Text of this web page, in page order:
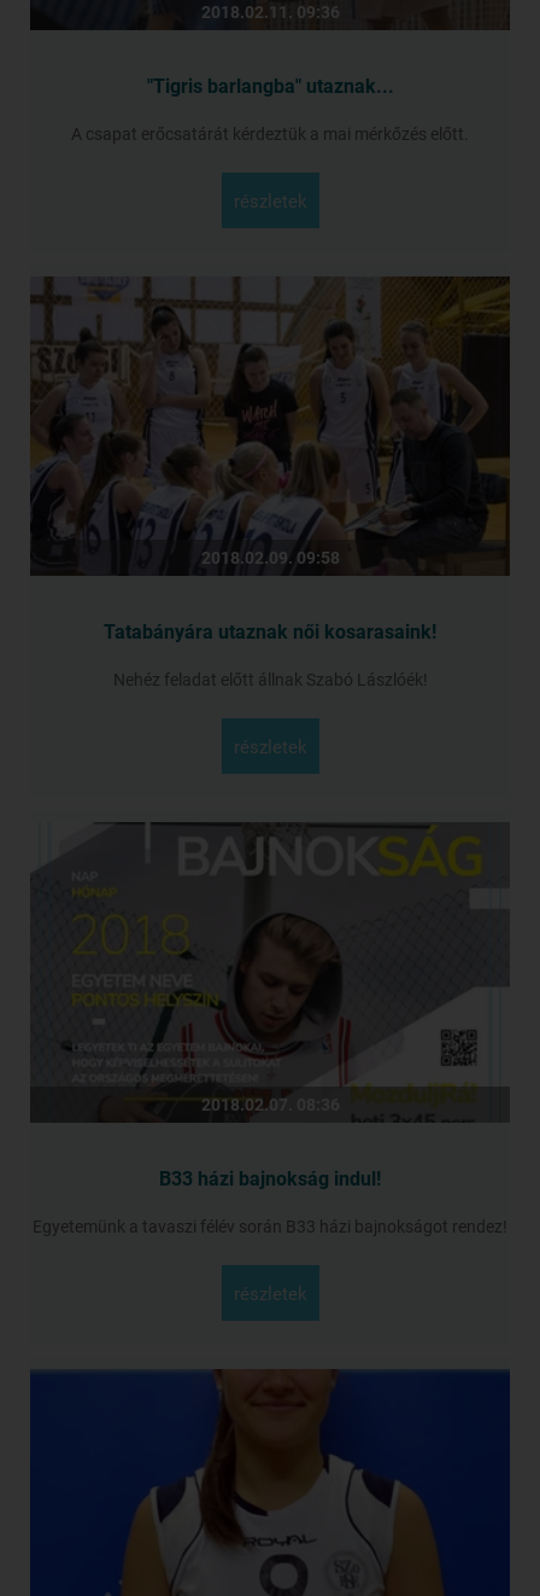
2018.02.11. 09:36
"Tigris barlangba" utaznak...
A csapat erőcsatárát kérdeztük a mai mérkőzés előtt.
részletek
2018.02.09. 09:58
Tatabányára utaznak női kosarasaink!
Nehéz feladat előtt állnak Szabó Lászlóék!
részletek
2018.02.07. 08:36
B33 házi bajnokság indul!
Egyetemünk a tavaszi félév során B33 házi bajnokságot rendez!
részletek